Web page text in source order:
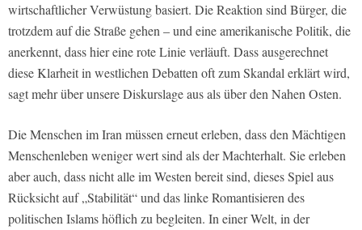
wirtschaftlicher Verwüstung basiert. Die Reaktion sind Bürger, die
trotzdem auf die Straße gehen – und eine amerikanische Politik, die
anerkennt, dass hier eine rote Linie verläuft. Dass ausgerechnet
diese Klarheit in westlichen Debatten oft zum Skandal erklärt wird,
sagt mehr über unsere Diskurslage aus als über den Nahen Osten.
Die Menschen im Iran müssen erneut erleben, dass den Mächtigen
Menschenleben weniger wert sind als der Machterhalt. Sie erleben
aber auch, dass nicht alle im Westen bereit sind, dieses Spiel aus
Rücksicht auf „Stabilität“ und das linke Romantisieren des
politischen Islams höflich zu begleiten. In einer Welt, in der